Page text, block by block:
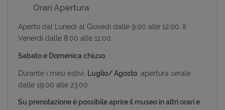
Orari Apertura
Aperto dal Lunedì al Giovedì dalle 9:00 alle 12:00. Il
Venerdì dalle 8:00 alle 11:00.
Sabato e Domenica chiuso
Durante i mesi estivi, Luglio/ Agosto: apertura serale
dalle 19:00 alle 23:00.
Su prenotazione è possibile aprire il museo in altri orari e